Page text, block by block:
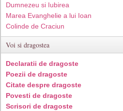
Dumnezeu si Iubirea
Marea Evanghelie a lui Ioan
Colinde de Craciun
Voi si dragostea
Declaratii de dragoste
Poezii de dragoste
Citate despre dragoste
Povesti de dragoste
Scrisori de dragoste